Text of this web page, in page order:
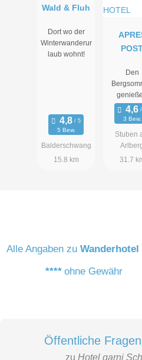
Wald & Fluh
Dort wo der
Winterwanderur
laub wohnt!
5 Bew.
Balderschwang
15.8 km
Den
3 Bew.
Stuben
31.7
Alle Angaben zu
**** ohne Gewähr
Öffentliche
zu Hotel garni